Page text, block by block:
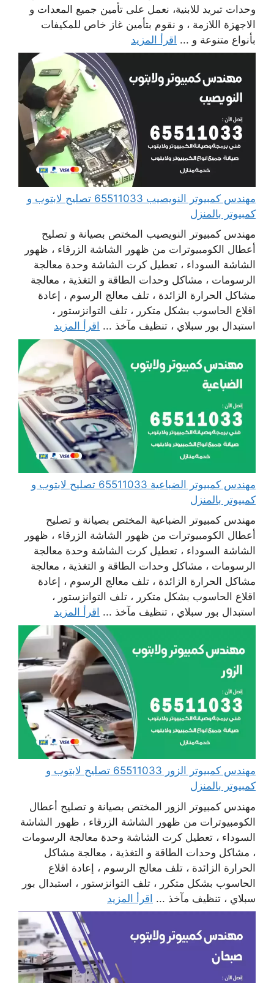
وحدات تبريد للابنية، نعمل على تأمين جميع المعدات و
الاجهزة اللازمة ، و نقوم بتأمين غاز خاص للمكيفات
بأنواع متنوعة و ... اقرأ المزيد
مهندس كمبيوتر النويصيب 65511033 تصليح لابتوب و
كمبيوتر بالمنزل
مهندس كمبيوتر النويصيب المختص بصيانة و تصليح
أعطال الكومبيوترات من ظهور الشاشة الزرقاء ، ظهور
الشاشة السوداء ، تعطيل كرت الشاشة وحدة معالجة
الرسومات ، مشاكل وحدات الطاقة و التغذية ، معالجة
مشاكل الحرارة الزائدة ، تلف معالج الرسوم ، إعادة
اقلاع الحاسوب بشكل متكرر ، تلف التوانزستور ،
استبدال بور سبلاي ، تنظيف مآخذ ... اقرأ المزيد
مهندس كمبيوتر الضباعية 65511033 تصليح لابتوب و
كمبيوتر بالمنزل
مهندس كمبيوتر الضباعية المختص بصيانة و تصليح
أعطال الكومبيوترات من ظهور الشاشة الزرقاء ، ظهور
الشاشة السوداء ، تعطيل كرت الشاشة وحدة معالجة
الرسومات ، مشاكل وحدات الطاقة و التغذية ، معالجة
مشاكل الحرارة الزائدة ، تلف معالج الرسوم ، إعادة
اقلاع الحاسوب بشكل متكرر ، تلف التوانزستور ،
استبدال بور سبلاي ، تنظيف مآخذ ... اقرأ المزيد
مهندس كمبيوتر الزور 65511033 تصليح لابتوب و
كمبيوتر بالمنزل
مهندس كمبيوتر الزور المختص بصيانة و تصليح أعطال
الكومبيوترات من ظهور الشاشة الزرقاء ، ظهور الشاشة
السوداء ، تعطيل كرت الشاشة وحدة معالجة الرسومات
، مشاكل وحدات الطاقة و التغذية ، معالجة مشاكل
الحرارة الزائدة ، تلف معالج الرسوم ، إعادة اقلاع
الحاسوب بشكل متكرر ، تلف التوانزستور ، استبدال بور
سبلاي ، تنظيف مآخذ ... اقرأ المزيد